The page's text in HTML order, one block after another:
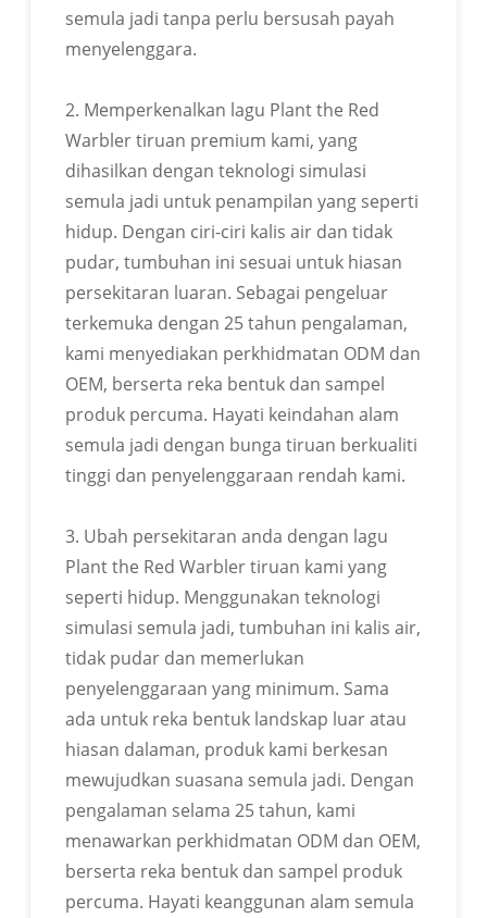
semula jadi tanpa perlu bersusah payah
menyelenggara.
2. Memperkenalkan lagu Plant the Red
Warbler tiruan premium kami, yang
dihasilkan dengan teknologi simulasi
semula jadi untuk penampilan yang seperti
hidup. Dengan ciri-ciri kalis air dan tidak
pudar, tumbuhan ini sesuai untuk hiasan
persekitaran luaran. Sebagai pengeluar
terkemuka dengan 25 tahun pengalaman,
kami menyediakan perkhidmatan ODM dan
OEM, berserta reka bentuk dan sampel
produk percuma. Hayati keindahan alam
semula jadi dengan bunga tiruan berkualiti
tinggi dan penyelenggaraan rendah kami.
3. Ubah persekitaran anda dengan lagu
Plant the Red Warbler tiruan kami yang
seperti hidup. Menggunakan teknologi
simulasi semula jadi, tumbuhan ini kalis air,
tidak pudar dan memerlukan
penyelenggaraan yang minimum. Sama
ada untuk reka bentuk landskap luar atau
hiasan dalaman, produk kami berkesan
mewujudkan suasana semula jadi. Dengan
pengalaman selama 25 tahun, kami
menawarkan perkhidmatan ODM dan OEM,
berserta reka bentuk dan sampel produk
percuma. Hayati keanggunan alam semula
PELBAGAI WARNA
Sesuaikan warna produk anda mengikut kad warna
BOLEH DISESUAIKAN DALAM
PELBAGAI BENTUK
Sesuaikan warna produk anda mengikut kad warna
pantone
LOGO BOLEH DISESUAIKAN
Boleh menyesuaikan label eksklusif, logo karton, dll.